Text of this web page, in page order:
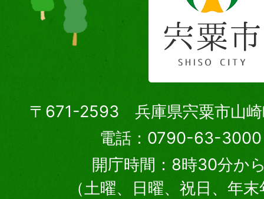
〒671-2593 兵庫県宍粟市山崎
電話：0790-63-3000
開庁時間：8時30分か
（土曜、日曜、祝日、年